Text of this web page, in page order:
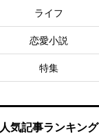
ライフ
恋愛小説
特集
人気記事ランキング